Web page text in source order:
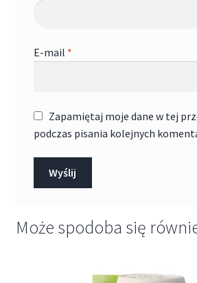
E-mail *
Zapamiętaj moje dane w tej
podczas pisania kolejnych
Może spodoba się